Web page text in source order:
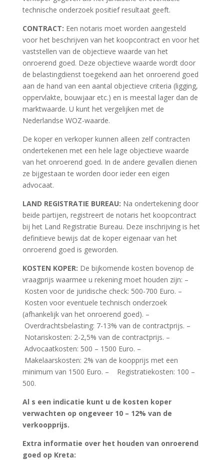
technische onderzoek positief resultaat geeft.
CONTRACT: Een notaris moet worden aangesteld
voor het beschrijven van het koopcontract en voor het
vaststellen van de objectieve waarde van het
onroerend goed. Deze objectieve waarde wordt door
de belastingdienst toegekend aan het onroerend goed
aan de hand van een aantal objectieve criteria (ligging,
oppervlakte, bouwjaar etc.) en is meestal lager dan de
marktwaarde. U kunt het vergelijken met de
Nederlandse WOZ-waarde.
De koper en verkoper kunnen alleen zelf contracten
ondertekenen met een hele lage objectieve waarde
van het onroerend goed. In de andere gevallen dienen
ze bijgestaan te worden door ieder een eigen
advocaat.
LAND REGISTRATIE BUREAU: Na ondertekening door
beide partijen, registreert de notaris het koopcontract
bij het Land Registratie Bureau. Deze inschrijving is het
definitieve bewijs dat de koper eigenaar van het
onroerend goed is geworden.
KOSTEN KOPER: De bijkomende kosten bovenop de
vraagprijs waarmee u rekening moet houden zijn: –
Kosten voor de juridische check: 500-700 Euro. –
Kosten voor eventuele technisch onderzoek
(afhankelijk van het onroerend goed). –
Overdrachtsbelasting: 7-13% van de contractprijs. –
Notariskosten: 2-2,5% van de contractprijs. –
Advocaatkosten: 500 – 1500 Euro. –
Makelaarskosten: 2% van de koopprijs met een
minimum van 1500 Euro. – Registratiekosten: 100 –
500.
Al s een indicatie kunt u de kosten koper
verwachten op ongeveer 10 – 12% van de
verkoopprijs.
Extra informatie over het houden van onroerend
goed op Kreta: